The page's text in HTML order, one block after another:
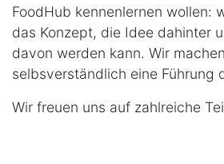
FoodHub kennenlernen wollen:
das Konzept, die Idee dahinter
davon werden kann. Wir
selbsverständlich eine Führung
Wir freuen uns auf zahlreiche